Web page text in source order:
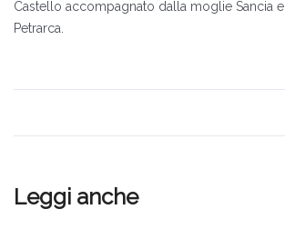
Castello accompagnato dalla moglie Sancia
Petrarca.
Leggi anche